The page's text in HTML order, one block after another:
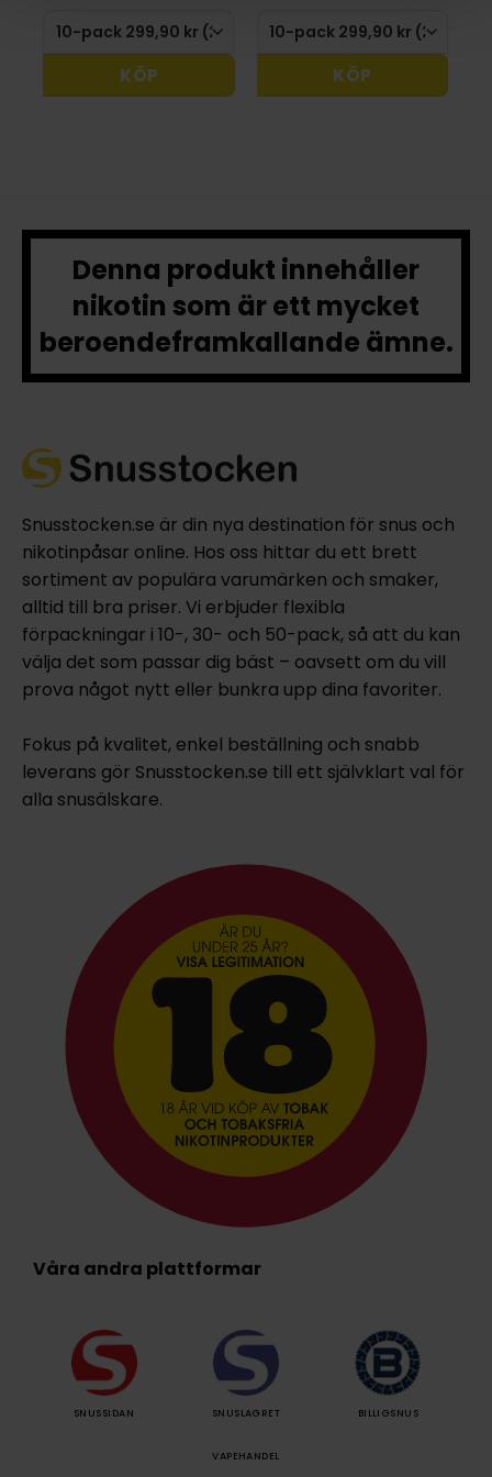
KÖP KÖP
Denna produkt innehåller
nikotin som är ett mycket
beroendeframkallande ämne.
Snusstocken.se är din nya destination för snus och
nikotinpåsar online. Hos oss hittar du ett brett
sortiment av populära varumärken och smaker,
alltid till bra priser. Vi erbjuder flexibla
förpackningar i 10-, 30- och 50-pack, så att du kan
välja det som passar dig bäst – oavsett om du vill
prova något nytt eller bunkra upp dina favoriter.
Fokus på kvalitet, enkel beställning och snabb
leverans gör Snusstocken.se till ett självklart val för
alla snusälskare.
Våra andra plattformar
SNUSSIDAN SNUSLAGRET BILLIGSNUS
VAPEHANDEL